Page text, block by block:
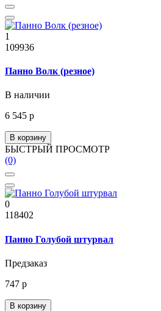
1
109936
Панно Волк (резное)
В наличии
6 545 р
В корзину
БЫСТРЫЙ ПРОСМОТР
(0)
0
118402
Панно Голубой штурвал
Предзаказ
747 р
В корзину